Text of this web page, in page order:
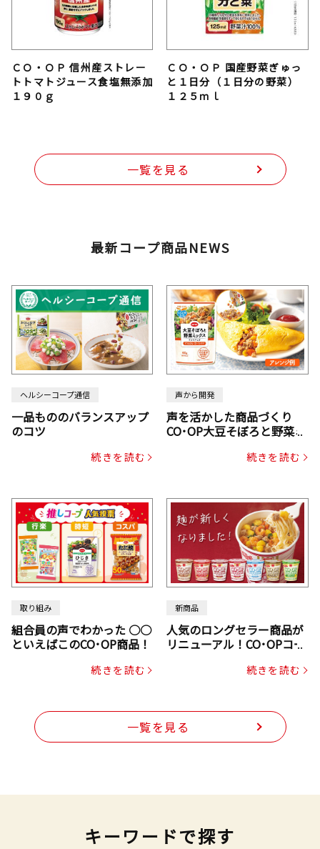
ＣＯ・ＯＰ 信州産ストレー
トトマトジュース食塩無添加
１９０ｇ
ＣＯ・ＯＰ 国産野菜ぎゅっ
と１日分（１日分の野菜）
１２５ｍｌ
一覧を見る
最新コープ商品NEWS
ヘルシーコープ通信
一品もののバランスアップ
のコツ
続きを読む
声から開発
声を活かした商品づくり
CO･OP大豆そぼろと野菜ミ
じん・コーン入り）続きを読む
取り組み
組合員の声でわかった ○○
といえばこのCO･OP商品！
続きを読む
新商品
人気のロングセラー商品が
リニューアル！CO･OPコー
続きを読む
一覧を見る
キーワードで探す